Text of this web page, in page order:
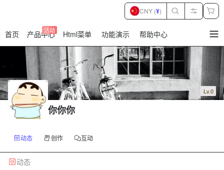
首页 产品中心
活动 Html菜单 功能演示 帮助中心
CNY (¥)
Lv.0
你你你
动态 创作 互动
动态